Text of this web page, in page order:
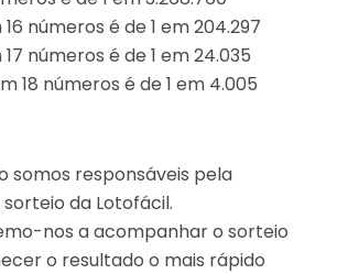
números é de 1 em 204.297
números é de 1 em 24.035
18 números é de 1 em 4.005
somos responsáveis pela
da Lotofácil.
nos a acompanhar o sorteio
o resultado o mais rápido